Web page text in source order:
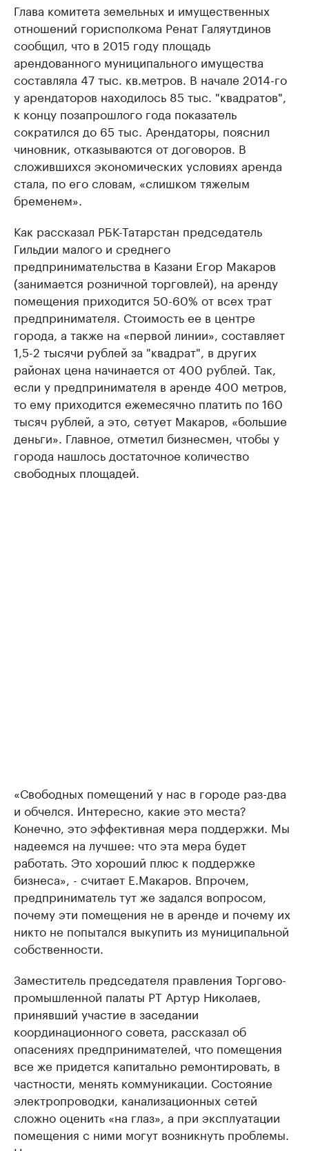
Глава комитета земельных и имущественных
отношений горисполкома Ренат Галяутдинов
сообщил, что в 2015 году площадь
арендованного муниципального имущества
составляла 47 тыс. кв.метров. В начале 2014-го
у арендаторов находилось 85 тыс. "квадратов",
к концу позапрошлого года показатель
сократился до 65 тыс. Арендаторы, пояснил
чиновник, отказываются от договоров. В
сложившихся экономических условиях аренда
стала, по его словам, «слишком тяжелым
бременем».
Как рассказал РБК-Татарстан председатель
Гильдии малого и среднего
предпринимательства в Казани Егор Макаров
(занимается розничной торговлей), на аренду
помещения приходится 50-60% от всех трат
предпринимателя. Стоимость ее в центре
города, а также на «первой линии», составляет
1,5-2 тысячи рублей за "квадрат", в других
районах цена начинается от 400 рублей. Так,
если у предпринимателя в аренде 400 метров,
то ему приходится ежемесячно платить по 160
тысяч рублей, а это, сетует Макаров, «большие
деньги». Главное, отметил бизнесмен, чтобы у
города нашлось достаточное количество
свободных площадей.
«Свободных помещений у нас в городе раз-два
и обчелся. Интересно, какие это места?
Конечно, это эффективная мера поддержки. Мы
надеемся на лучшее: что эта мера будет
работать. Это хороший плюс к поддержке
бизнеса», - считает Е.Макаров. Впрочем,
предприниматель тут же задался вопросом,
почему эти помещения не в аренде и почему их
никто не попытался выкупить из муниципальной
собственности.
Заместитель председателя правления Торгово-
промышленной палаты РТ Артур Николаев,
принявший участие в заседании
координационного совета, рассказал об
опасениях предпринимателей, что помещения
все же придется капитально ремонтировать, в
частности, менять коммуникации. Состояние
электропроводки, канализационных сетей
сложно оценить «на глаз», а при эксплуатации
помещения с ними могут возникнуть проблемы.